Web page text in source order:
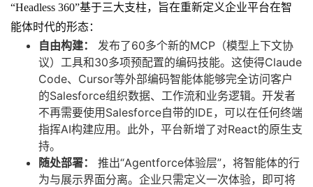
“Headless 360”基于三大支柱，旨在重新定义企业平台在智
能体时代的形态：
自由构建：
发布了60多个新的MCP（模型上下文协
议）工具和30多项预配置的编码技能。这使得Claude
Code、Cursor等外部编码智能体能够完全访问客户
的Salesforce组织数据、工作流和业务逻辑。开发者
不再需要使用Salesforce自带的IDE，可以在任何终端
指挥AI构建应用。此外，平台新增了对React的原生支
持。
随处部署：
推出“Agentforce体验层”，将智能体的行
为与展示界面分离。企业只需定义一次体验，即可将